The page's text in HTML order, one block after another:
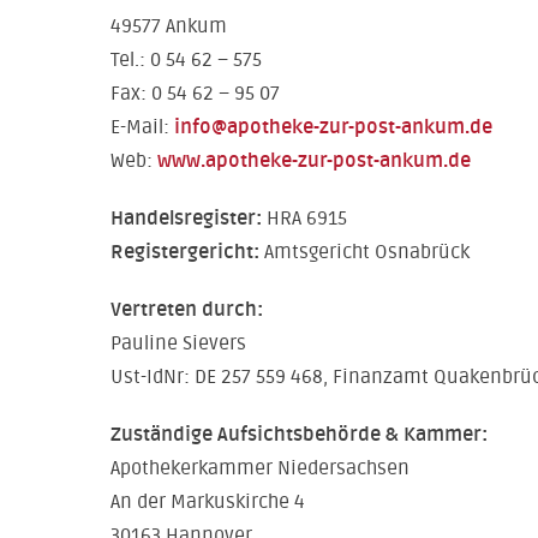
49577 Ankum
Tel.: 0 54 62 – 575
Fax: 0 54 62 – 95 07
E-Mail: info@apotheke-zur-post-ankum.de
Web: www.apotheke-zur-post-ankum.de
Handelsregister: HRA 6915
Registergericht: Amtsgericht Osnabrück
Vertreten durch:
Pauline Sievers
Ust-IdNr: DE 257 559 468, Finanzamt
Zuständige Aufsichtsbehörde & Kammer:
Apothekerkammer Niedersachsen
An der Markuskirche 4